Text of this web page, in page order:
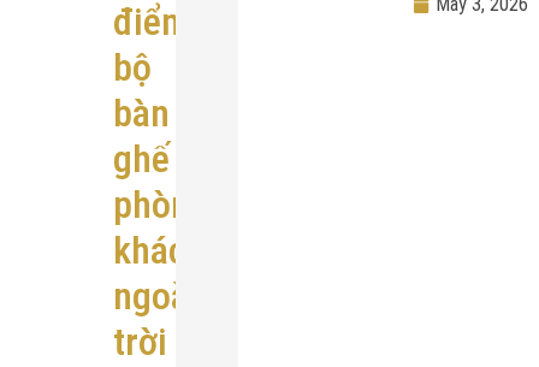
điểm
bộ
bàn
ghế
phòng
khách
ngoài
trời